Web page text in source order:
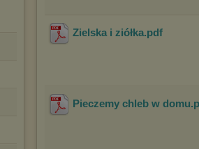
Zielska i ziółka.pdf
Pieczemy chleb w domu